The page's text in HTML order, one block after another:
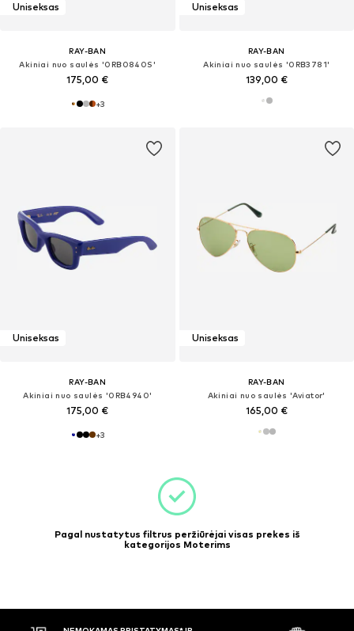
Uniseksas
RAY-BAN
Akiniai nuo saulės '0RB0840S'
175,00 €
+3
Uniseksas
RAY-BAN
Akiniai nuo saulės '0RB3781'
139,00 €
Uniseksas
RAY-BAN
Akiniai nuo saulės '0RB4940'
175,00 €
+3
Uniseksas
RAY-BAN
Akiniai nuo saulės 'Aviator'
165,00 €
Pagal nustatytus filtrus peržiūrėjai visas prekes iš
kategorijos Moterims